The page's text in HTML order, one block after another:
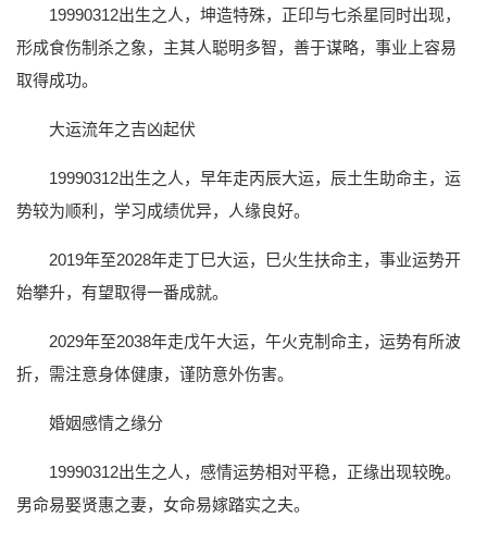
19990312出生之人，坤造特殊，正印与七杀星同时出现，
形成食伤制杀之象，主其人聪明多智，善于谋略，事业上容易
取得成功。
大运流年之吉凶起伏
19990312出生之人，早年走丙辰大运，辰土生助命主，运
势较为顺利，学习成绩优异，人缘良好。
2019年至2028年走丁巳大运，巳火生扶命主，事业运势开
始攀升，有望取得一番成就。
2029年至2038年走戊午大运，午火克制命主，运势有所波
折，需注意身体健康，谨防意外伤害。
婚姻感情之缘分
19990312出生之人，感情运势相对平稳，正缘出现较晚。
男命易娶贤惠之妻，女命易嫁踏实之夫。